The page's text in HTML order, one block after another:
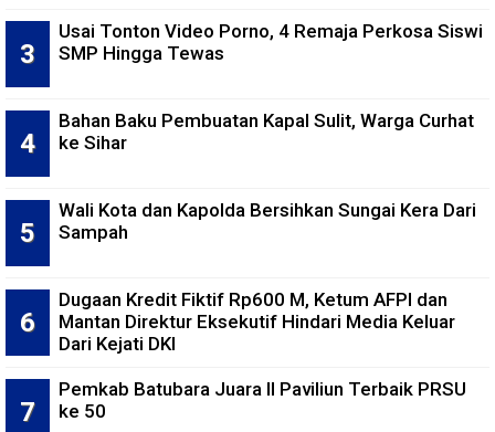
Usai Tonton Video Porno, 4 Remaja Perkosa Siswi
SMP Hingga Tewas
Bahan Baku Pembuatan Kapal Sulit, Warga Curhat
ke Sihar
Wali Kota dan Kapolda Bersihkan Sungai Kera Dari
Sampah
Dugaan Kredit Fiktif Rp600 M, Ketum AFPI dan
Mantan Direktur Eksekutif Hindari Media Keluar
Dari Kejati DKI
Pemkab Batubara Juara II Paviliun Terbaik PRSU
ke 50